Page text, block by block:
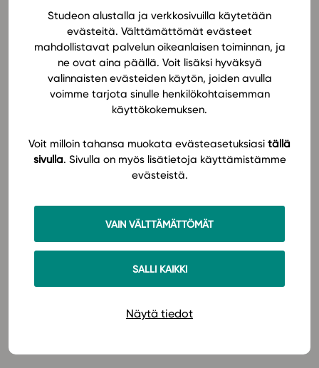
Studeon alustalla ja verkkosivuilla käytetään
evästeitä. Välttämättömät evästeet
mahdollistavat palvelun oikeanlaisen toiminnan, ja
ne ovat aina päällä. Voit lisäksi hyväksyä
valinnaisten evästeiden käytön, joiden avulla
voimme tarjota sinulle henkilökohtaisemman
käyttökokemuksen.
Voit milloin tahansa muokata evästeasetuksiasi tällä
sivulla. Sivulla on myös lisätietoja käyttämistämme
evästeistä.
VAIN VÄLTTÄMÄTTÖMÄT
SALLI KAIKKI
Näytä tiedot
materiaalin ulkopuolelle. Studeon vuorovaikutteisen
oppimisalustan avulla opettaja pystyy seuraamaan ja
tukemaan oppimista aktiivisesti.
GE1-oppimateriaalissa tarkastellaan muuttuvaa
maailmaa ja sen alueellisia ilmiöitä – niin ympäristön
kuin ihmiskunnan muutosten kautta.
ihmiskunnan kannalta keskeisiin kysymyksiin:
väestönkasvuun, ilmastonmuutokseen, köyhyyteen ja
nykyisellä alustalla. Studeon uudistettu alusta